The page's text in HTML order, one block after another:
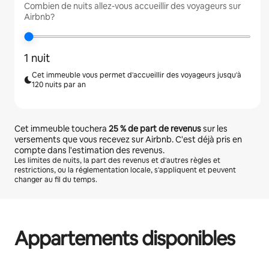
Combien de nuits allez-vous accueillir des voyageurs sur
Airbnb?
1 nuit
Cet immeuble vous permet d'accueillir des voyageurs jusqu'à
120 nuits par an
Cet immeuble touchera 25 %de part de revenussur les
versements que vous recevez sur Airbnb. C'est déjà pris en
compte dans l'estimation des revenus.
Les limites de nuits, la part des revenus et d'autres règles et
restrictions, ou la réglementation locale, s'appliquent et peuvent
changer au fil du temps.
Appartements disponibles